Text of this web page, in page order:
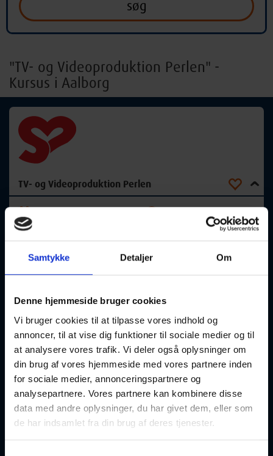
Samtykke Detaljer Om
Denne hjemmeside bruger cookies
Vi bruger cookies til at tilpasse vores indhold og
annoncer, til at vise dig funktioner til sociale medier og til
at analysere vores trafik. Vi deler også oplysninger om
din brug af vores hjemmeside med vores partnere inden
for sociale medier, annonceringspartnere og
analysepartnere. Vores partnere kan kombinere disse
data med andre oplysninger, du har givet dem, eller som
de har indsamlet fra din brug af deres tjenester.
"TV- og Videoproduktion Perlen" -
Kursus i Aalborg
TV- og Videoproduktion Perlen
Aalborg Optager løbende
TV- og videoproduktion.
Nu har du muligheden for at samle dit eget kamerahold,
filme til din egen
filmkanal og møde en masse spændende mennesker!
Du lærer at filme, redigere, interviewe andre mennesker og
du får chancen for
at stå både foran og bagved kameraet.
I kommer ud til forskellige events – I får pressekort på og
oplever hvordan
rigtige pressefolk arbejder!
Du behøver ikke, at have arbejdet med TV før – vi starter helt
fra bunden ,